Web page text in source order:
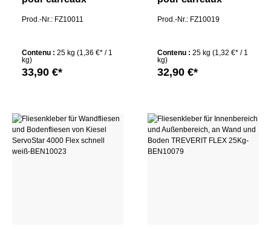
de sol de Kiesel
Prod.-Nr.: FZ10011
Contenu : 25 kg (1,36 €* / 1
kg)
33,90 €*
de sol de Kiesel
25kg
Prod.-Nr.: FZ10019
Contenu : 25 kg (1,32 €* / 1
kg)
32,90 €*